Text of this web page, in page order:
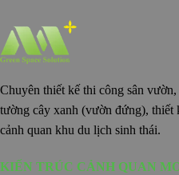
Chuyên thiết kế thi công sân
tường cây xanh (vườn đứng), thiết
cảnh quan khu du lịch sinh thái.
KIẾN TRÚC CẢNH QUAN